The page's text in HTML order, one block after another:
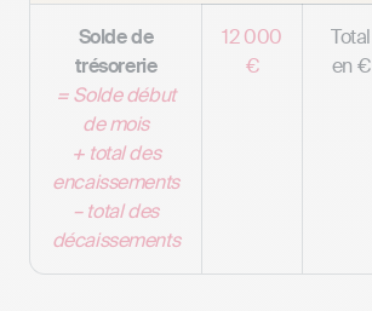
Solde de
trésorerie
= Solde début
de mois
+ total des
encaissements
– total des
décaissements
12 000
€
Total
en €